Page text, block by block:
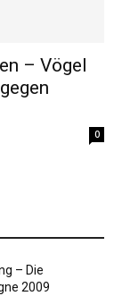
– Vögel
0
– Die
2009